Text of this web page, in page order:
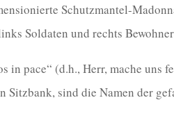
Schutzmantel-
Soldaten und rechts
in pace“ (d.h., Herr, mache uns
Sitzbank, sind die Namen der